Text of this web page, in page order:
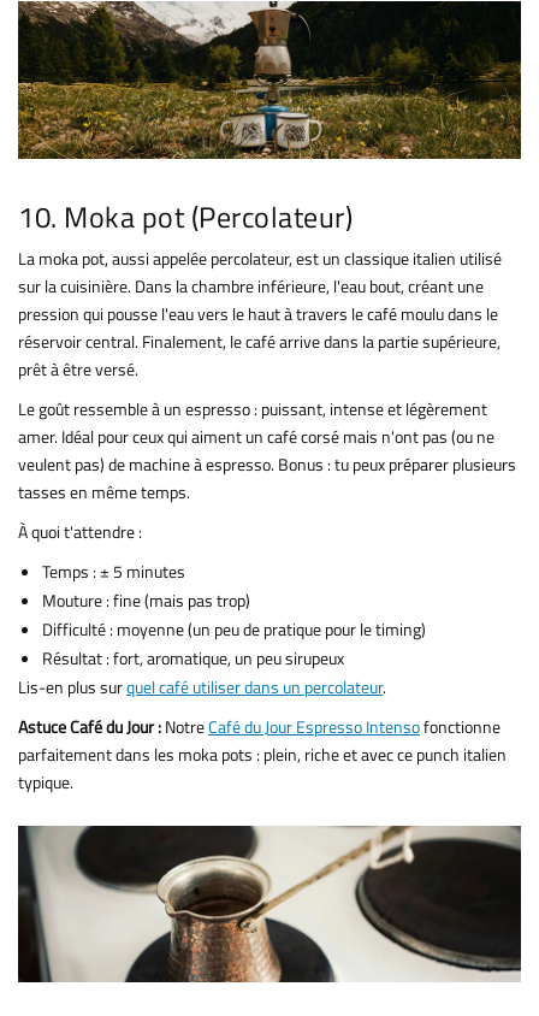
10. Moka pot (Percolateur)
La moka pot, aussi appelée percolateur, est un classique italien utilisé
sur la cuisinière. Dans la chambre inférieure, l'eau bout, créant une
pression qui pousse l'eau vers le haut à travers le café moulu dans le
réservoir central. Finalement, le café arrive dans la partie supérieure,
prêt à être versé.
Le goût ressemble à un espresso : puissant, intense et légèrement
amer. Idéal pour ceux qui aiment un café corsé mais n'ont pas (ou ne
veulent pas) de machine à espresso. Bonus : tu peux préparer plusieurs
tasses en même temps.
À quoi t'attendre :
Temps : ± 5 minutes
Mouture : fine (mais pas trop)
Difficulté : moyenne (un peu de pratique pour le timing)
Résultat : fort, aromatique, un peu sirupeux
Lis-en plus surquel café utiliser dans un percolateur.
Astuce Café du Jour :NotreCafé du Jour Espresso Intensofonctionne
parfaitement dans les moka pots : plein, riche et avec ce punch italien
typique.